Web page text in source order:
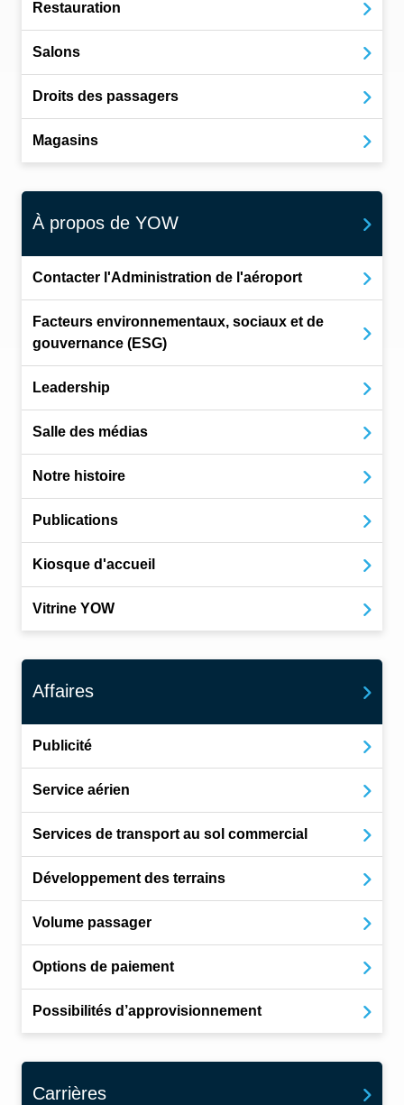
Restauration
Salons
Droits des passagers
Magasins
À propos de YOW
Contacter l'Administration de l'aéroport
Facteurs environnementaux, sociaux et de
gouvernance (ESG)
Leadership
Salle des médias
Notre histoire
Publications
Kiosque d'accueil
Vitrine YOW
Affaires
Publicité
Service aérien
Services de transport au sol commercial
Développement des terrains
Volume passager
Options de paiement
Possibilités d’approvisionnement
Carrières